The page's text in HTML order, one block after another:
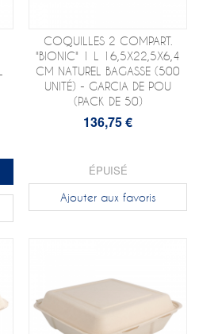
COQUILLES 2 COMPART.
"BIONIC" 1 L 16,5X22,5X6,4
CM NATUREL BAGASSE (500
UNITÉ) - GARCIA DE POU
(PACK DE 50)
136,75 €
ÉPUISÉ
Ajouter aux favoris